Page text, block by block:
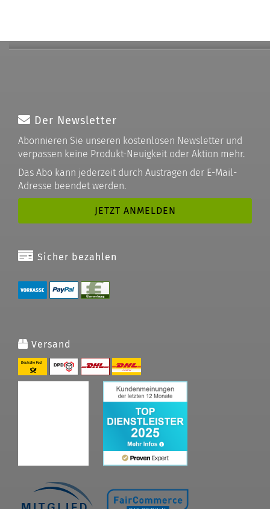
Der Newsletter
Abonnieren Sie unseren kostenlosen Newsletter und
verpassen keine Produkt-Neuigkeit oder Aktion mehr.
Das Abo kann jederzeit durch Austragen der E-Mail-
Adresse beendet werden.
Sicher bezahlen
Versand